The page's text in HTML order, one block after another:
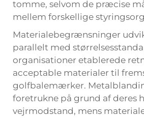
tomme, selvom de præcise
mellem forskellige
Materialebegrænsninger
parallelt med
organisationer etablerede
acceptable materialer til
golfbalemærker.
foretrukne på grund af deres
vejrmodstand, mens